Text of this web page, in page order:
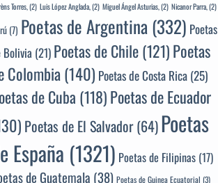
Torres,(2) Luis López Anglada,(2) Miguel Ángel Asturias,(2) Nicanor Parra,(2)
(7) Poetas de Argentina(332) Poetas
Bolivia(21) Poetas de Chile(121)Poetas
Colombia(140) Poetas de Costa Rica(25)
de Cuba (118)Poetas de Ecuador
Poetas de El Salvador(64)Poetas
España (1321) Poetas de Filipinas (17)
de Guatemala (38) Poetas de Guinea Ecuatorial (3)